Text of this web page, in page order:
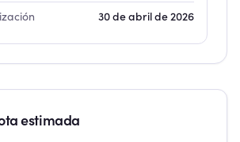
30 de abril de 2026
estimada